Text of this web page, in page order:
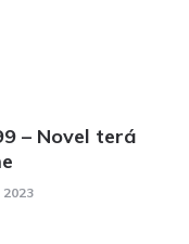
– Novel terá